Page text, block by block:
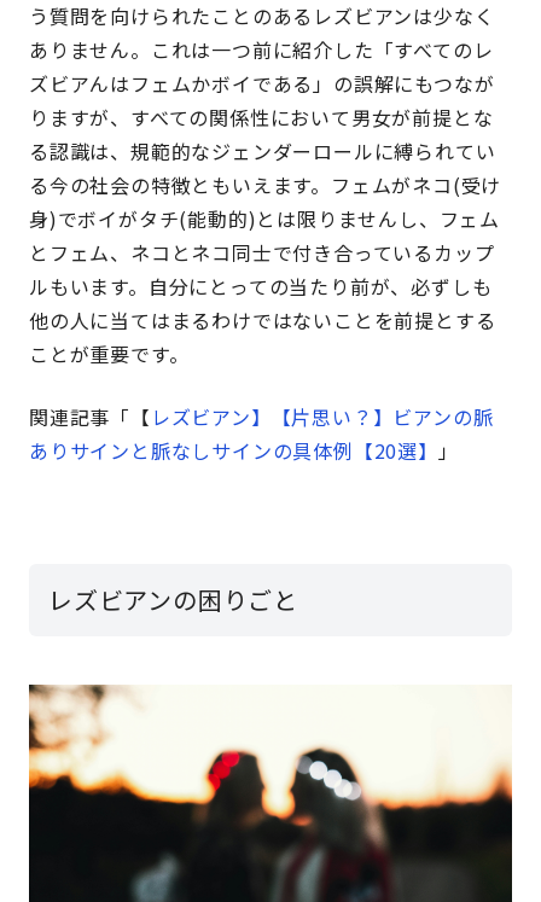
う質問を向けられたことのあるレズビアンは少なく
ありません。これは一つ前に紹介した「すべてのレ
ズビアんはフェムかボイである」の誤解にもつなが
りますが、すべての関係性において男女が前提とな
る認識は、規範的なジェンダーロールに縛られてい
る今の社会の特徴ともいえます。フェムがネコ(受け
身)でボイがタチ(能動的)とは限りませんし、フェム
とフェム、ネコとネコ同士で付き合っているカップ
ルもいます。自分にとっての当たり前が、必ずしも
他の人に当てはまるわけではないことを前提とする
ことが重要です。
関連記事「【 レズビアン】【片思い？】ビアンの脈
ありサインと脈なしサインの具体例【20選】 」
レズビアンの困りごと